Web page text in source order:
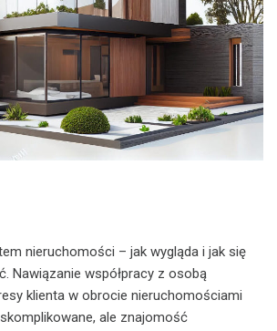
nieruchomości – jak wygląda i jak się
Nawiązanie współpracy z osobą
klienta w obrocie nieruchomościami
ale znajomość